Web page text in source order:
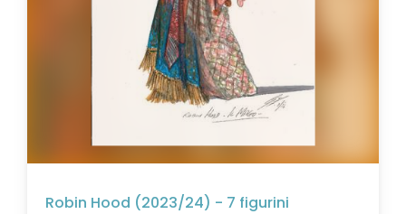
Robin Hood (2023/24) - 7 figurini